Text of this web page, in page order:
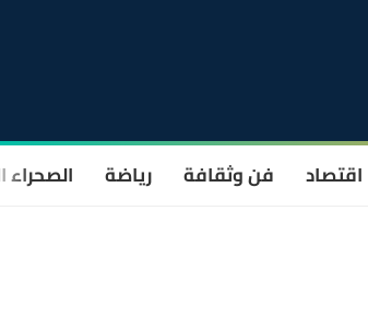
اقتصاد فن وثقافة رياضة الصحراء